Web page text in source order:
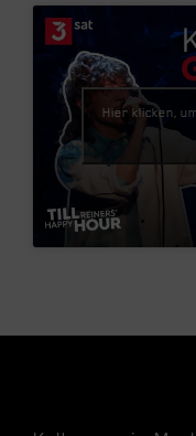
Hier klicken,